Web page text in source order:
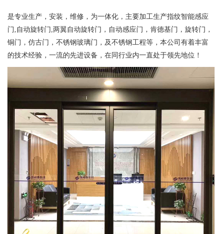
是专业生产，安装，维修，为一体化，主要加工生产指纹智能感应
门,自动旋转门,两翼自动旋转门，自动感应门，肯德基门，旋转门，
铜门，仿古门，不锈钢玻璃门，及不锈钢工程等，本公司有着丰富
的技术经验，一流的先进设备，在同行业内一直处于领先地位！